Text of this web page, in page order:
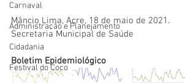
Carnaval
Administração e Planejamento
Cidadania
Festival do Coco
Mâncio Lima, Acre, 18 de maio de 2021.
Secretaria Municipal de Saúde
Boletim Epidemiológico